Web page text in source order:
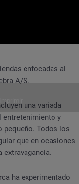
Tiger
enfocadas al
A/S.
una variada
entretenimiento y
pequeño. Todos los
que en ocasiones
extravagancia.
ha experimentado